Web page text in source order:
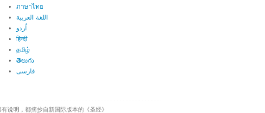
ภาษาไทย
اللغة العربية
اُردو
हिन्दी
தமிழ்
తెలుగు
فارسی
说明，都摘抄自新国际版本的《圣经》